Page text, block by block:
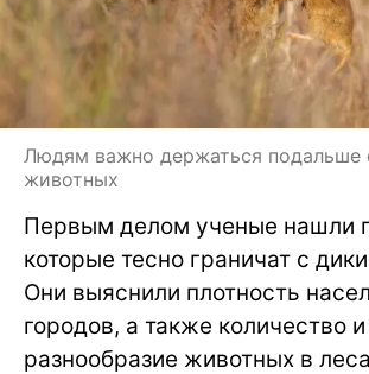
Людям важно держаться подальше
животных
Первым делом ученые нашли
которые тесно граничат с
Они выяснили плотность
городов, а также количество и
разнообразие животных в